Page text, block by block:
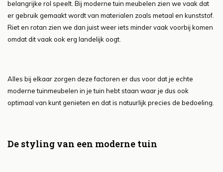
belangrijke rol speelt. Bij moderne tuin meubelen zien we vaak dat
er gebruik gemaakt wordt van materialen zoals metaal en kunststof.
Riet en rotan zien we dan juist weer iets minder vaak voorbij komen
omdat dit vaak ook erg landelijk oogt.
Alles bij elkaar zorgen deze factoren er dus voor dat je echte
moderne tuinmeubelen in je tuin hebt staan waar je dus ook
optimaal van kunt genieten en dat is natuurlijk precies de bedoeling.
De styling van een moderne tuin